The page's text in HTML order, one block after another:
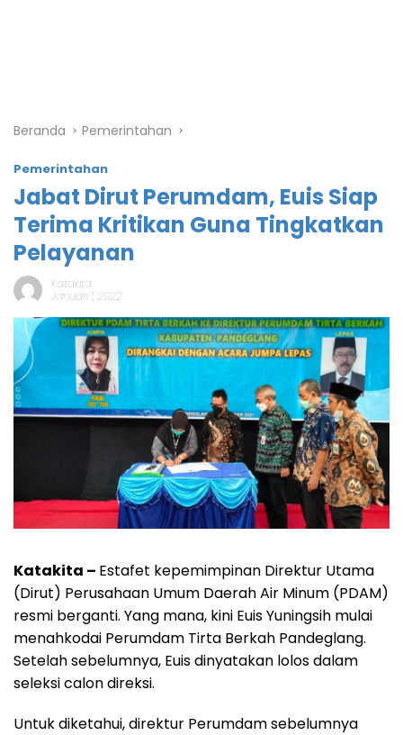
Beranda Pemerintahan
Pemerintahan
Jabat Dirut Perumdam, Euis Siap
Terima Kritikan Guna Tingkatkan
Pelayanan
Katakita
Januari 1, 2022
Katakita – Estafet kepemimpinan Direktur Utama
(Dirut) Perusahaan Umum Daerah Air Minum (PDAM)
resmi berganti. Yang mana, kini Euis Yuningsih mulai
menahkodai Perumdam Tirta Berkah Pandeglang.
Setelah sebelumnya, Euis dinyatakan lolos dalam
seleksi calon direksi.
Untuk diketahui, direktur Perumdam sebelumnya